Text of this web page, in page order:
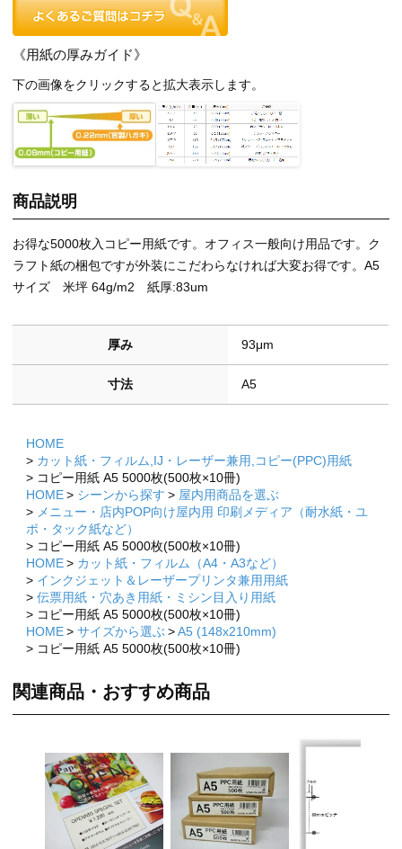
《用紙の厚みガイド》
下の画像をクリックすると拡大表示します。
商品説明
お得な5000枚入コピー用紙です。オフィス一般向け用品です。ク
ラフト紙の梱包ですが外装にこだわらなければ大変お得です。A5
サイズ 米坪 64g/m2 紙厚:83um
厚み 93μm
寸法 A5
HOME
カット紙・フィルム,IJ・レーザー兼用,コピー(PPC)用紙
コピー用紙 A5 5000枚(500枚×10冊)
HOME
シーンから探す
屋内用商品を選ぶ
メニュー・店内POP向け屋内用 印刷メディア（耐水紙・ユ
ポ・タック紙など）
コピー用紙 A5 5000枚(500枚×10冊)
HOME
カット紙・フィルム（A4・A3など）
インクジェット＆レーザープリンタ兼用用紙
伝票用紙・穴あき用紙・ミシン目入り用紙
コピー用紙 A5 5000枚(500枚×10冊)
HOME
サイズから選ぶ
A5 (148x210mm)
コピー用紙 A5 5000枚(500枚×10冊)
関連商品・おすすめ商品